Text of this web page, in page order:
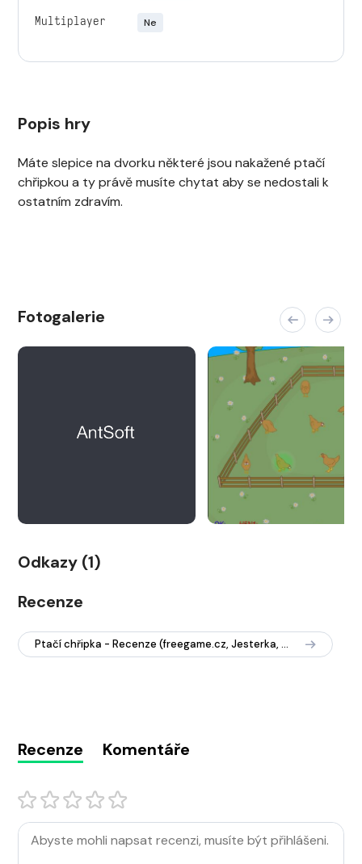
Multiplayer Ne
Popis hry
Máte slepice na dvorku některé jsou nakažené ptačí
chřipkou a ty právě musíte chytat aby se nedostali k
ostatním zdravím.
Fotogalerie
Odkazy (1)
Recenze
Ptačí chřipka - Recenze (freegame.cz, Jesterka, 2007)
Recenze Komentáře